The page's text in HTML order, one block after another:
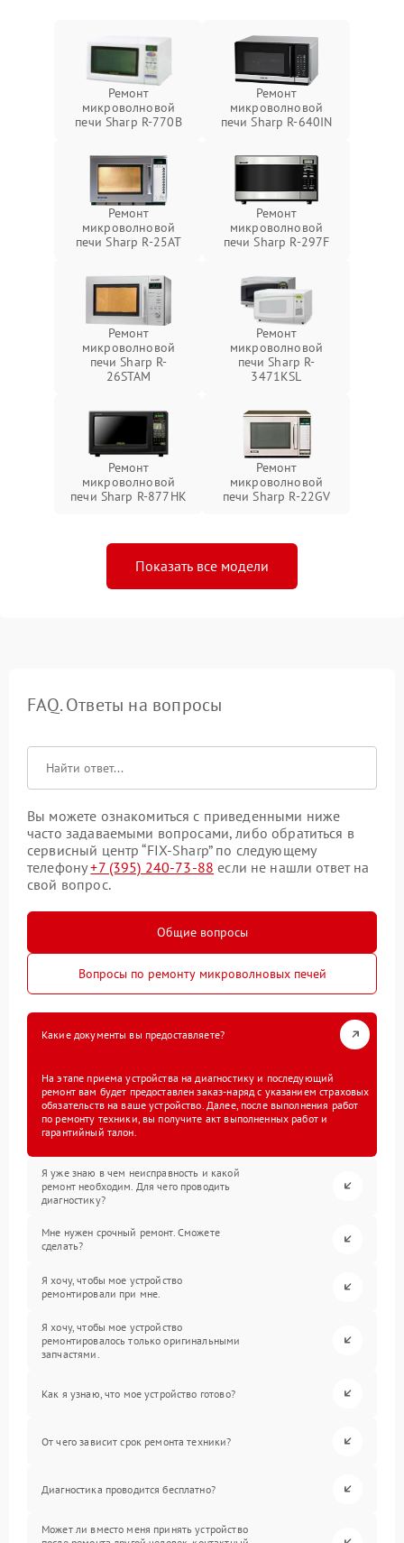
Ремонт
микроволновой
печи Sharp R-770B
Ремонт
микроволновой
печи Sharp R-640IN
Ремонт
микроволновой
печи Sharp R-25AT
Ремонт
микроволновой
печи Sharp R-297F
Ремонт
микроволновой
печи Sharp R-
26STAM
Ремонт
микроволновой
печи Sharp R-
3471KSL
Ремонт
микроволновой
печи Sharp R-877HK
Ремонт
микроволновой
печи Sharp R-22GV
Показать все модели
FAQ. Ответы на вопросы
Вы можете ознакомиться с приведенными ниже
часто задаваемыми вопросами, либо обратиться в
сервисный центр “FIX-Sharp” по следующему
телефону+7 (395) 240-73-88 если не нашли ответ на
свой вопрос.
Общие вопросы
Вопросы по ремонту микроволновых печей
Какие документы вы предоставляете?
На этапе приема устройства на диагностику и последующий
ремонт вам будет предоставлен заказ-наряд с указанием страховых
обязательств на ваше устройство. Далее, после выполнения работ
по ремонту техники, вы получите акт выполненных работ и
гарантийный талон.
Я уже знаю в чем неисправность и какой
ремонт необходим. Для чего проводить
диагностику?
Мне нужен срочный ремонт. Сможете
сделать?
Я хочу, чтобы мое устройство
ремонтировали при мне.
Я хочу, чтобы мое устройство
ремонтировалось только оригинальными
запчастями.
Как я узнаю, что мое устройство готово?
От чего зависит срок ремонта техники?
Диагностика проводится бесплатно?
Может ли вместо меня принять устройство